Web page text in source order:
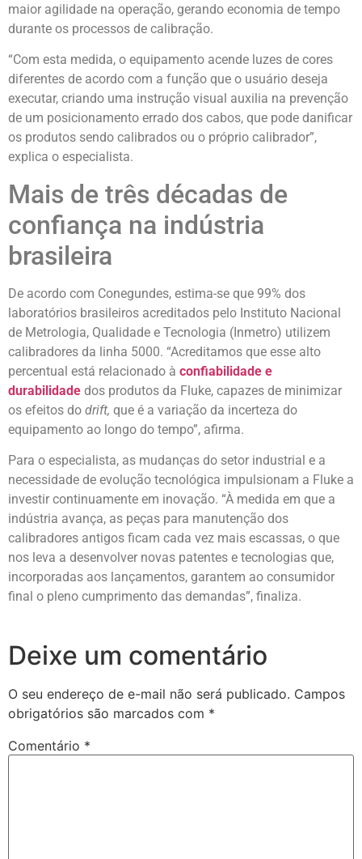
maior agilidade na operação, gerando economia de tempo
durante os processos de calibração.
“Com esta medida, o equipamento acende luzes de cores
diferentes de acordo com a função que o usuário deseja
executar, criando uma instrução visual auxilia na prevenção
de um posicionamento errado dos cabos, que pode danificar
os produtos sendo calibrados ou o próprio calibrador”,
explica o especialista.
Mais de três décadas de
confiança na indústria
brasileira
De acordo com Conegundes, estima-se que 99% dos
laboratórios brasileiros acreditados pelo Instituto Nacional
de Metrologia, Qualidade e Tecnologia (Inmetro) utilizem
calibradores da linha 5000. “Acreditamos que esse alto
percentual está relacionado à confiabilidade e
durabilidade dos produtos da Fluke, capazes de minimizar
os efeitos do drift, que é a variação da incerteza do
equipamento ao longo do tempo”, afirma.
Para o especialista, as mudanças do setor industrial e a
necessidade de evolução tecnológica impulsionam a Fluke a
investir continuamente em inovação. “À medida em que a
indústria avança, as peças para manutenção dos
calibradores antigos ficam cada vez mais escassas, o que
nos leva a desenvolver novas patentes e tecnologias que,
incorporadas aos lançamentos, garantem ao consumidor
final o pleno cumprimento das demandas”, finaliza.
Deixe um comentário
O seu endereço de e-mail não será publicado. Campos
obrigatórios são marcados com *
Comentário *